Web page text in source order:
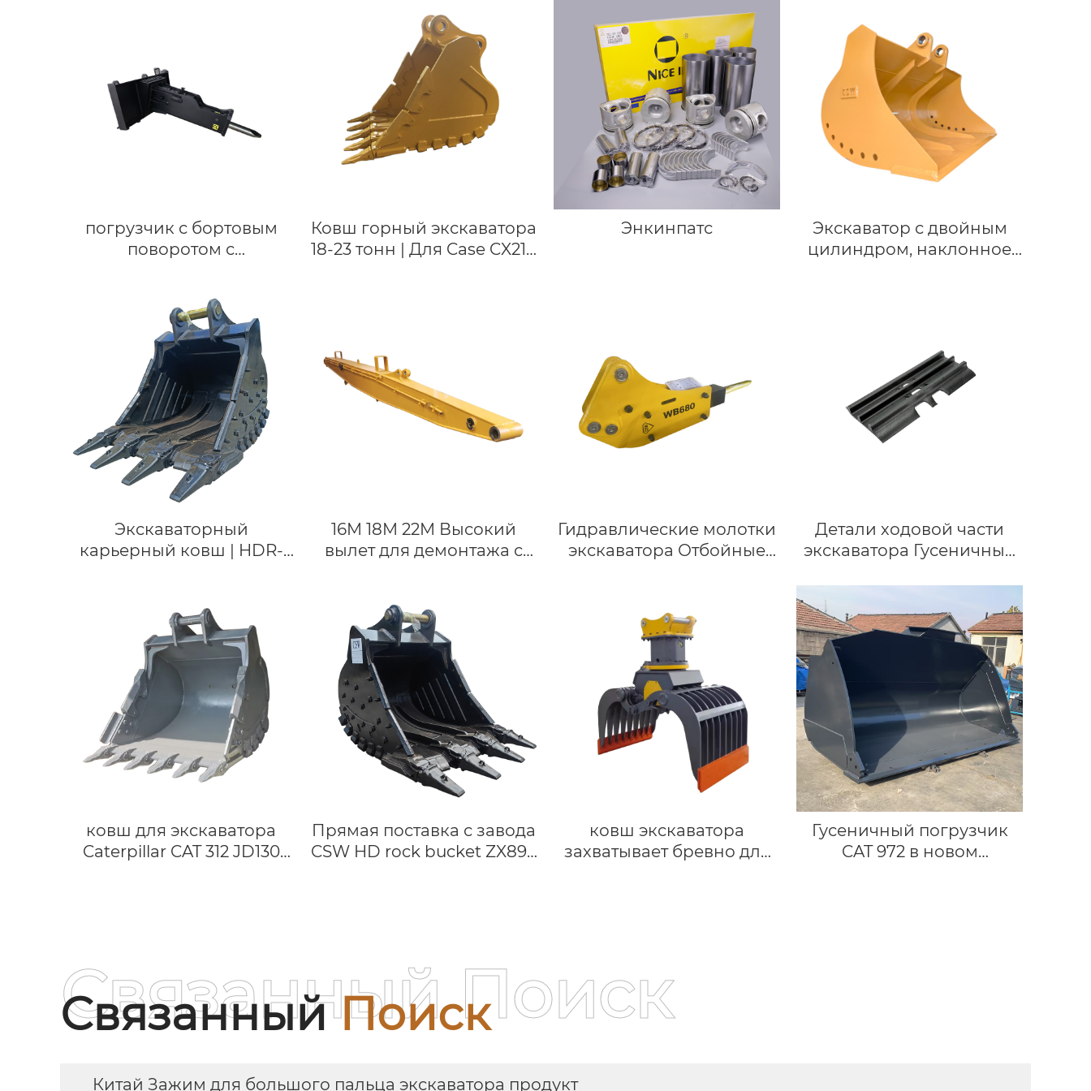
погрузчик с бортовым
поворотом с
выключателем, каменным
молотком, мини-типом
бетономешалки по
индивидуальному заказу
Ковш горный экскаватора
18-23 тонн | Для Case CX210
Энкинпатс
Экскаватор с двойным
цилиндром, наклонное
для мини-машины весом
20 тонн.
Экскаваторный
карьерный ковш | HDR-
16M 18M 22M Высокий
вылет для демонтажа с
вылета для экскаваторов
на 25-50 тонн
Гидравлические молотки
экскаватора Отбойные
экскаватора-погрузчика
3CX
Детали ходовой части
экскаватора Гусеничный
деталей строительной
техники Гусеничный
башмак экскаватора
высококачественные
детали ходовой части
гусеничного башмака
экскаватора PC300
ковш для экскаватора
Caterpillar CAT 312 JD130
Прямая поставка с завода
CSW HD rock bucket ZX890
ковш экскаватора
захватывает бревно для
Гусеничный погрузчик
CAT 972 в новом
СвязанныйПоиск
Связанный Поиск
Китай Зажим для большого пальца экскаватора продукт